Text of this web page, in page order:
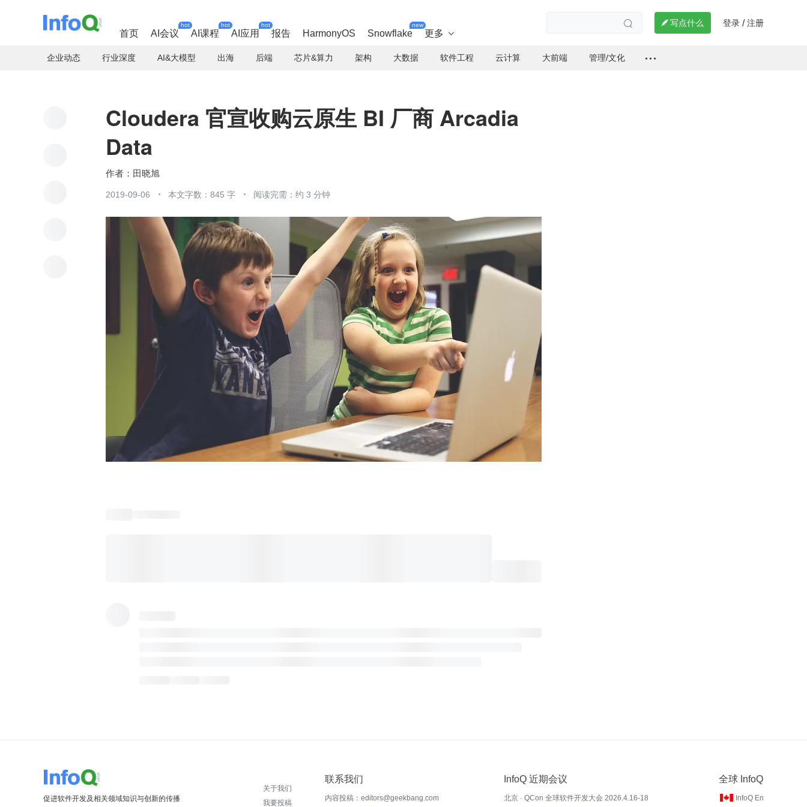
首页 AI会议
hot
AI课程
hot
AI应用
hot
报告 HarmonyOS Snowflake
new
更多 
  写点什么 登录 / 注册
企业动态 行业深度 AI&大模型 出海 后端 芯片&算力 架构 大数据 软件工程 云计算 大前端 管理/文化
Cloudera 官宣收购云原生 BI 厂商 Arcadia
Data
田晓旭
2019-09-06 本文字数：845 字 阅读完需：约 3 分钟
促进软件开发及相关领域知识与创新的传播
关于我们
我要投稿
联系我们
内容投稿：editors@geekbang.com
InfoQ 近期会议
北京 · QCon 全球软件开发大会 2026.4.16-18
全球 InfoQ
InfoQ En